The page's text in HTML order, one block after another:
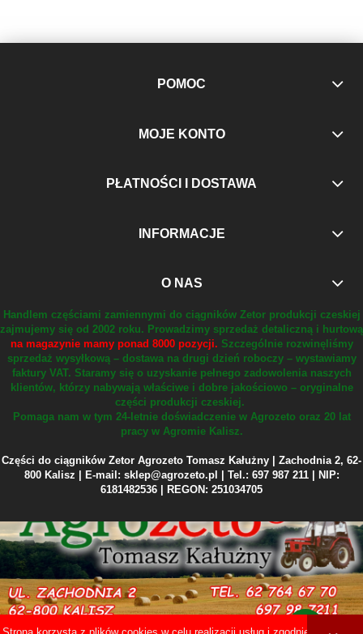
POMOC
MOJE KONTO
PŁATNOŚCI I DOSTAWA
INFORMACJE
O NAS
Handlem częściami zamiennymi do ciągników Zetor produkcji czeskiej
zajmujemy się od 2002 roku. Prowadzimy sprzedaż detaliczną i hurtową
na magazynie mamy ponad 8000 pozycji. Szczególnie rozwinęliśmy
sprzedaż wysyłkową – dostawa na drugi dzień roboczy – wystawiamy
faktury VAT. Staramy się o uzyskanie pełnego zadowolenia naszych
klientów, którzy nabywają właściwe i dobre jakościowo – oryginalne
części produkcji czeskiej.
Pomaga nam w tym 24-letnie doświadczenie w Agrozeto oraz 20 lat
pracy w Agromie Kalisz.
Części do ciągników Zetor Agrozeto Tomasz Kałużny | Zachodnia 2, 62-
800 Kalisz | E-mail: sklep@agrozeto.pl | Tel.: 697 987 211 | NIP:
6181482536 | REGON: 251034705